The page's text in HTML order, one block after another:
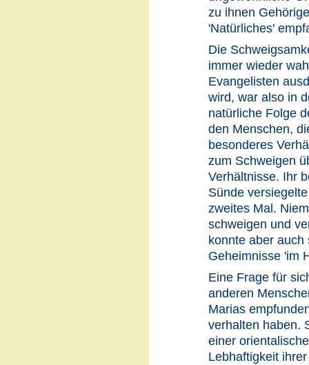
zu ihnen
'Natürliches'
Die
immer wieder
Evangelisten
wird, war also in
natürliche Folge
den Menschen,
besonderes
zum Schweigen
Verhältnisse. Ihr
Sünde
zweites Mal.
schweigen und
konnte aber
Geheimnisse 'im
Eine Frage für
anderen
Marias
verhalten haben.
einer
Lebhaftigkeit